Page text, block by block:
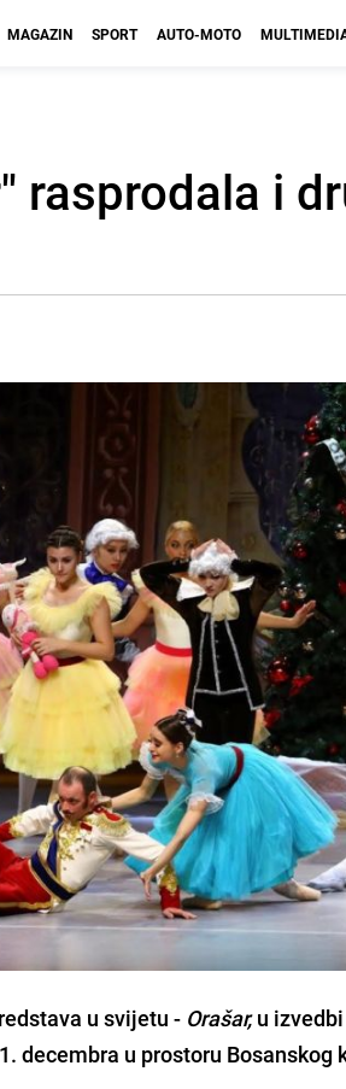
MAGAZIN SPORT AUTO-MOTO
rasprodala i
u svijetu - Orašar,u
decembra u prostoru Bosanskog